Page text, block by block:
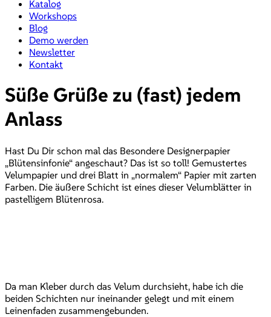
Katalog
Workshops
Blog
Demo werden
Newsletter
Kontakt
Süße Grüße zu (fast) jedem
Anlass
Hast Du Dir schon mal das Besondere Designerpapier
„Blütensinfonie“ angeschaut? Das ist so toll! Gemustertes
Velumpapier und drei Blatt in „normalem“ Papier mit zarten
Farben. Die äußere Schicht ist eines dieser Velumblätter in
pastelligem Blütenrosa.
Da man Kleber durch das Velum durchsieht, habe ich die
beiden Schichten nur ineinander gelegt und mit einem
Leinenfaden zusammengebunden.